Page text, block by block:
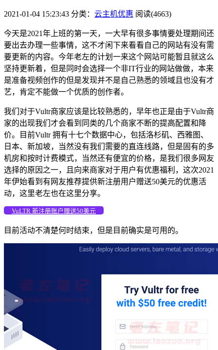
2021-01-04 15:23:43 分类： 云主机优惠 阅读(4663)
今天是2021年上班的第一天，一大早有很多事情要处理期间还
要出去办理一些事情，这不才闲下来看看自己的网站有没有需
要更新的内容。今年老左的计划一来这个网站可能暂且就这么
坚持更新着，但是同时会选择一个非IT行业的网站做做，本来
是准备视频创作的但是发现并不是自己熟悉的领域且也没有才
艺，肯定不能做一个优质的创作者。
我们对于Vultr商家应该是比较熟悉的，早年也正是由于Vultr商
家的出现我们才会看到同类的几个商家不断的提高配置和降
价。目前Vultr 拥有十七个数据中心，包括洛杉矶、西雅图、
日本、新加坡，当然没有我们需要的直连线路，但是固有的多
机房和按时计费模式，当然还有便宜的价格，是我们很多网友
选择的原因之一，且向来商家对于用户有优惠福利，这次2021
年伊始看到有网友推荐提供新注册用户赠送50美元的优惠活
动，这里老左也在这里分享。
VuLTR 新注册账户赠送50美元
目前活动不清楚何时结束，但是目前确实是可用的。